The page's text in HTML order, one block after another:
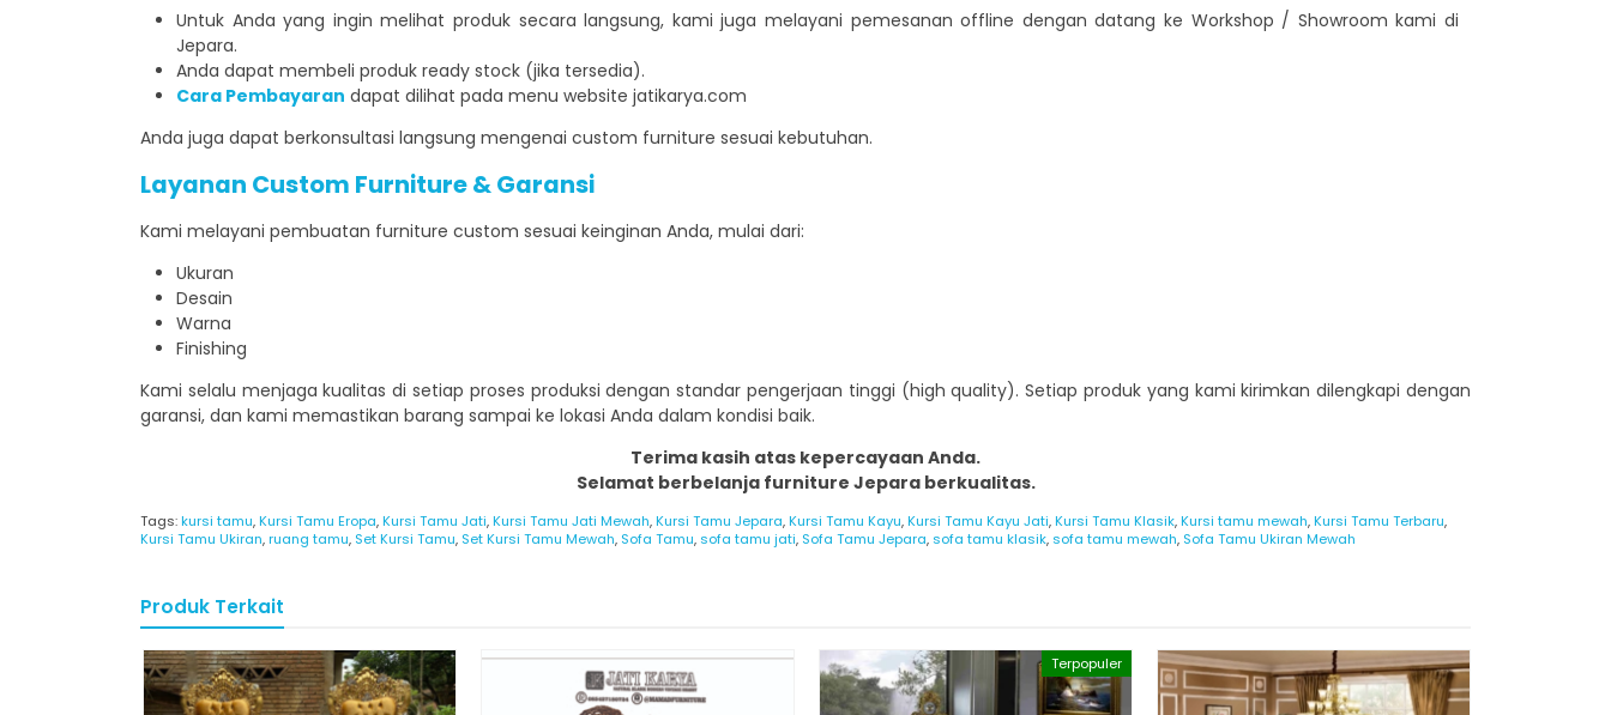
Untuk Anda yang ingin melihat produk secara langsung, kami juga melayani pemesanan offline dengan datang ke Workshop / Showroom kami di
Jepara.
Anda dapat membeli produk ready stock (jika tersedia).
Cara Pembayaran dapat dilihat pada menu website jatikarya.com
Anda juga dapat berkonsultasi langsung mengenai custom furniture sesuai kebutuhan.
Layanan Custom Furniture & Garansi
Kami melayani pembuatan furniture custom sesuai keinginan Anda, mulai dari:
Ukuran
Desain
Warna
Finishing
Kami selalu menjaga kualitas di setiap proses produksi dengan standar pengerjaan tinggi (high quality). Setiap produk yang kami kirimkan dilengkapi dengan
garansi, dan kami memastikan barang sampai ke lokasi Anda dalam kondisi baik.
Terima kasih atas kepercayaan Anda.
Selamat berbelanja furniture Jepara berkualitas.
Tags:kursi tamu,Kursi Tamu Eropa,Kursi Tamu Jati,Kursi Tamu Jati Mewah,Kursi Tamu Jepara,Kursi Tamu Kayu,Kursi Tamu Kayu Jati,Kursi Tamu Klasik,Kursi tamu mewah,Kursi Tamu Terbaru,
Kursi Tamu Ukiran,ruang tamu, Set Kursi Tamu, Set Kursi Tamu Mewah, Sofa Tamu,sofa tamu jati, Sofa Tamu Jepara,sofa tamu klasik,sofa tamu mewah, Sofa Tamu Ukiran Mewah
Produk Terkait
Terpopuler